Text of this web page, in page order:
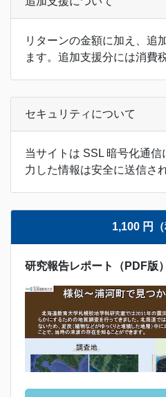
リターンの金額に加え、追
ます。追加支援分には消費
セキュリティについて
当サイトは SSL 暗号化通
力した情報は安全に送信さ
1,100 円（
研究報告レポート（PDF版）